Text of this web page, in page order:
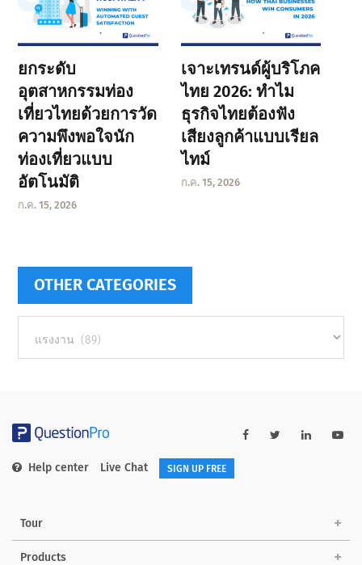
ยกระดับ
อุตสาหกรรมท่อง
เที่ยวไทยด้วยการวัด
ความพึงพอใจนัก
ท่องเที่ยวแบบ
อัตโนมัติ
ก.ค. 15, 2026
เจาะเทรนด์ผู้บริโภค
ไทย 2026: ทำไม
ธุรกิจไทยต้องฟัง
เสียงลูกค้าแบบเรียล
ไทม์
ก.ค. 15, 2026
OTHER CATEGORIES
categories
Help center Live Chat SIGN UP FREE
Tour
Products